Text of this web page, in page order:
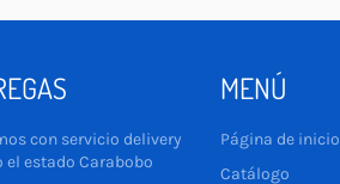
con servicio delivery
el estado Carabobo
MENÚ
Página de inicio
Catálogo